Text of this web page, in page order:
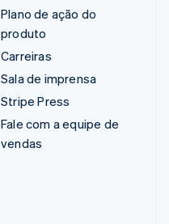
Plano de ação do
produto
Carreiras
Sala de imprensa
Stripe Press
Fale com a equipe de
vendas